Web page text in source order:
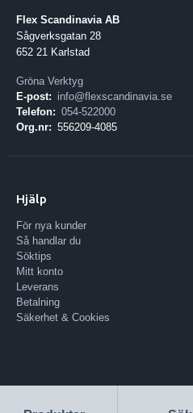
Flex Scandinavia AB
Sågverksgatan 28
652 21 Karlstad
Gröna Verktyg
E-post: info@flexscandinavia.se
Telefon: 054-522000
Org.nr: 556209-4085
Hjälp
För nya kunder
Så handlar du
Söktips
Mitt konto
Leverans
Betalning
Säkerhet & Cookies